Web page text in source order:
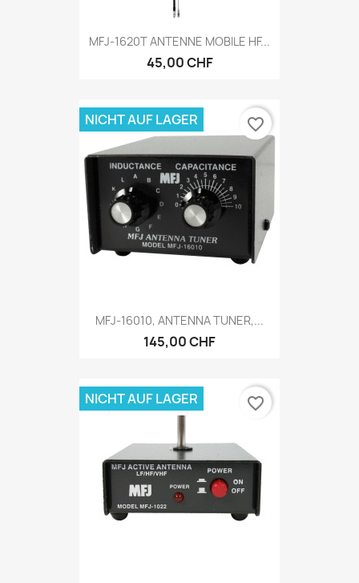
MFJ-1620T ANTENNE MOBILE HF...
45,00 CHF
MFJ-16010, ANTENNA TUNER,...
145,00 CHF
NICHT AUF LAGER favorite_border
NICHT AUF LAGER favorite_border